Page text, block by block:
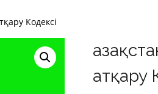
Кодексi
атқару